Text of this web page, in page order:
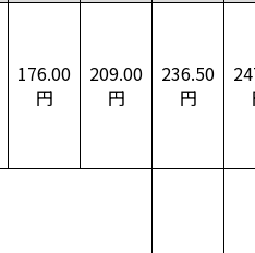
176.00
円
209.00
円
236.50
円